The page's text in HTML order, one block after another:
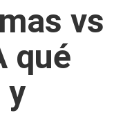
vs
qué
y